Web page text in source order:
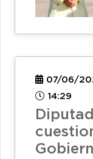
07/06/
14:29